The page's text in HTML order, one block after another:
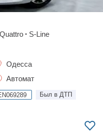
• S-Line
Одесса
Автомат
Был в ДТП